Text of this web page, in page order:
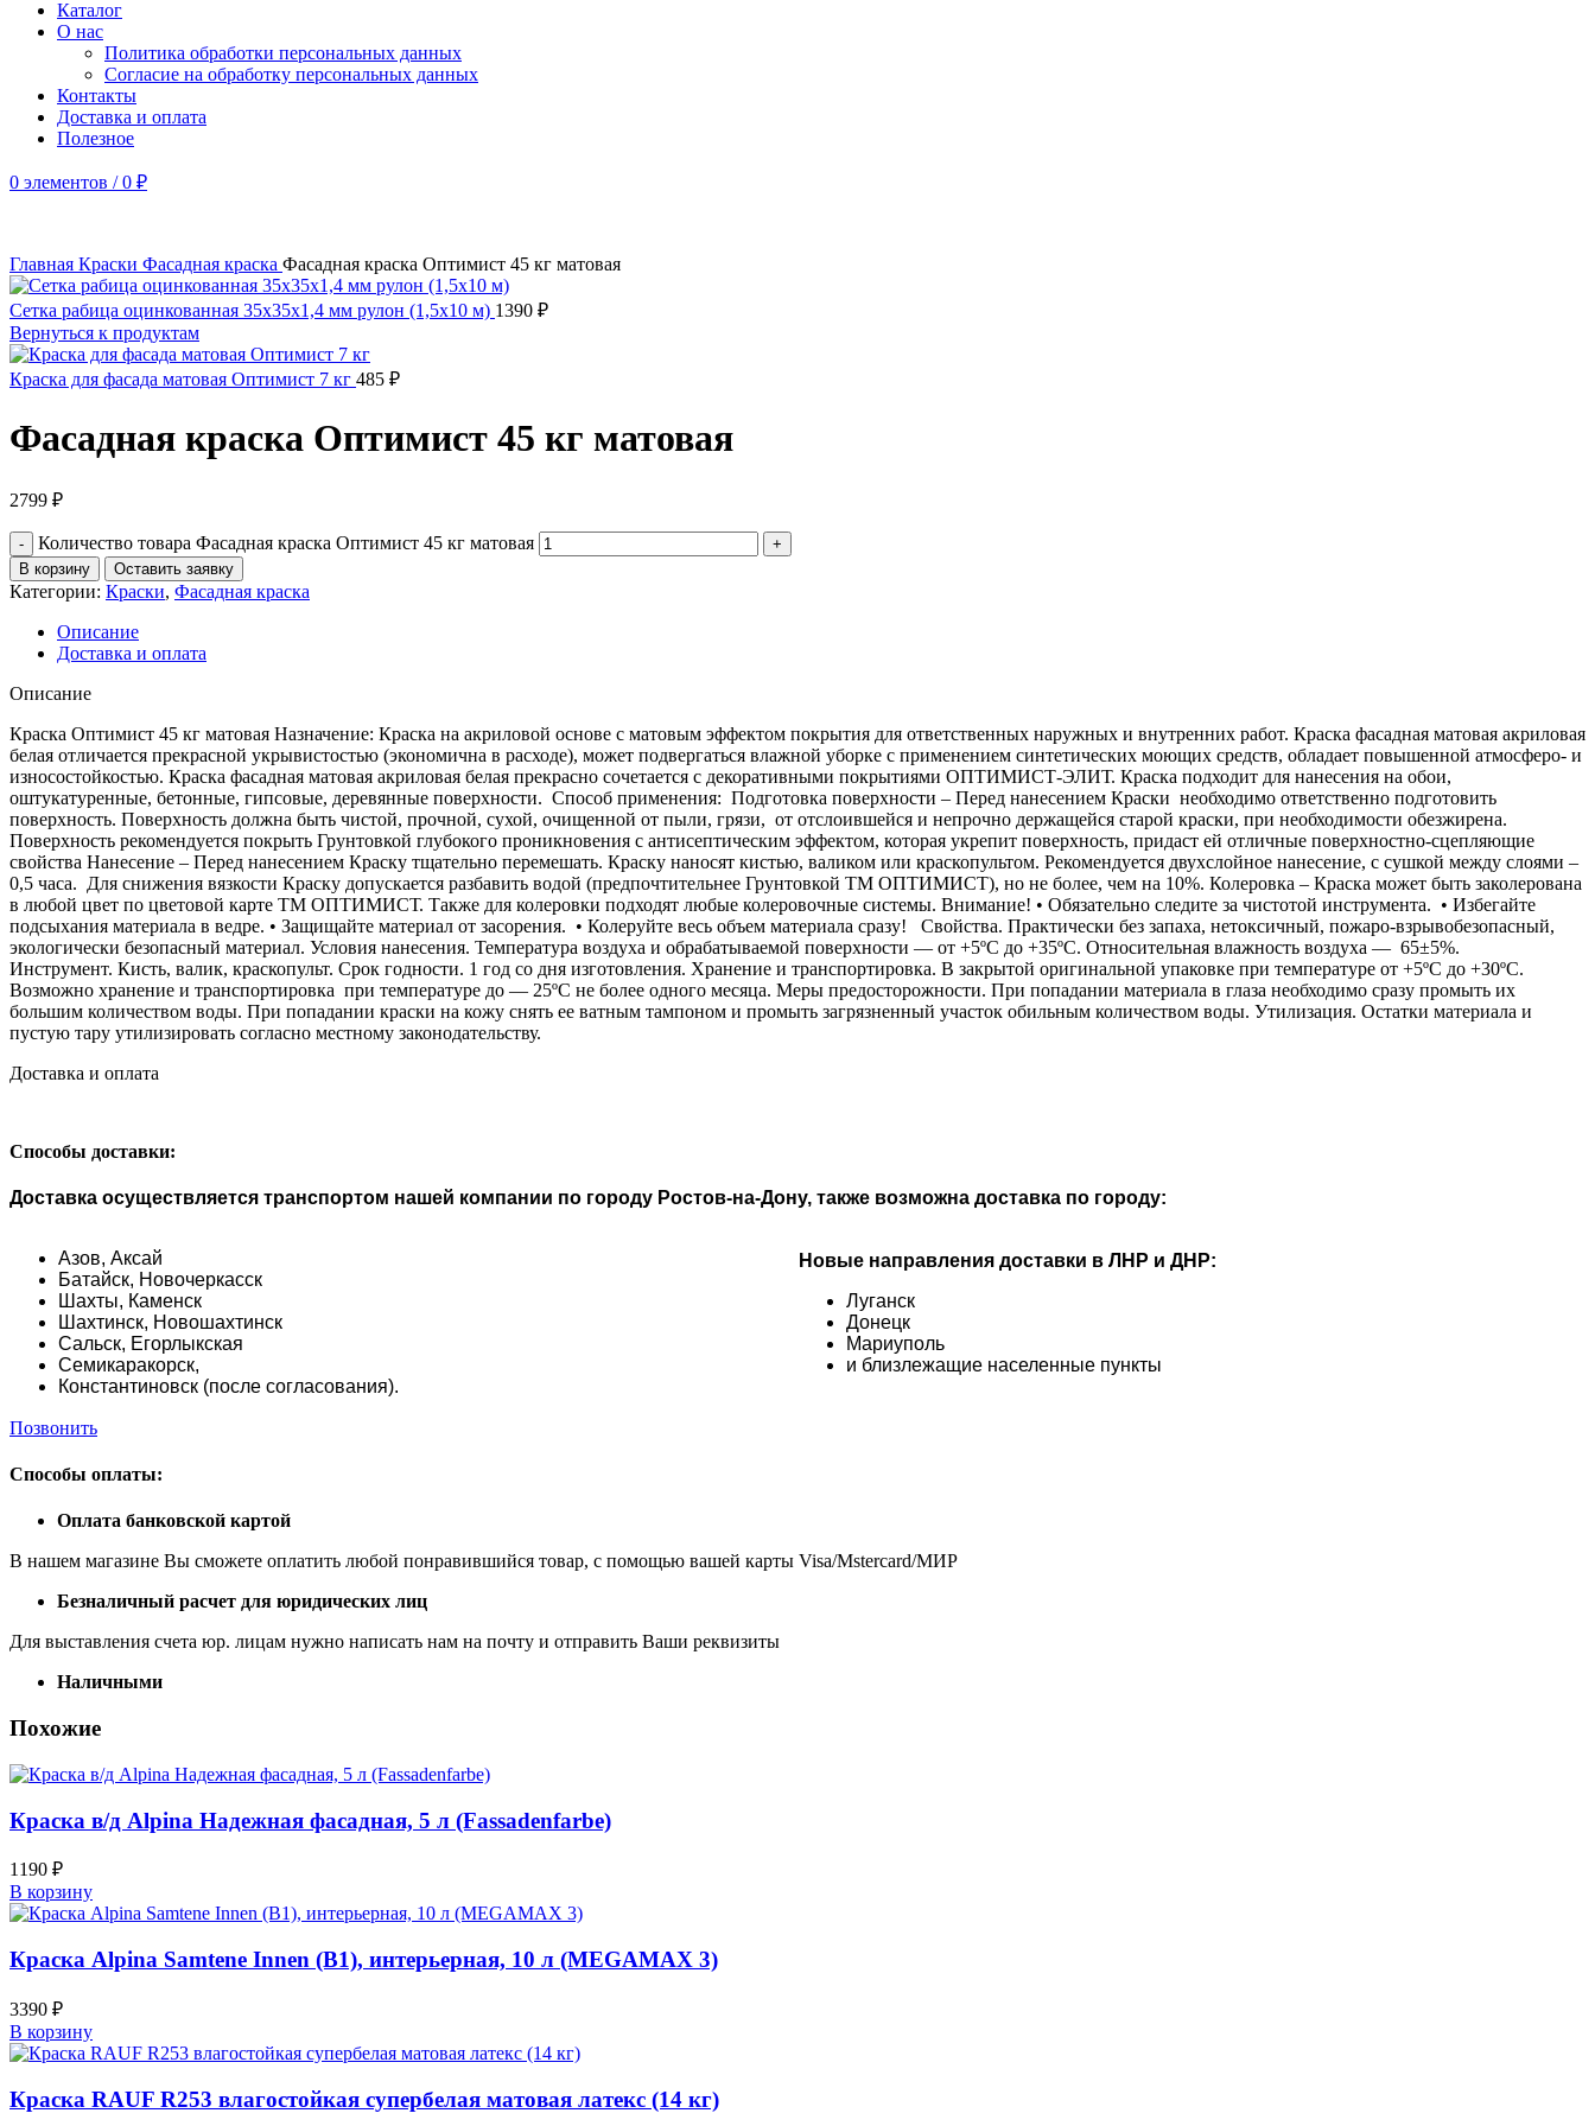
Каталог
О нас
Политика обработки персональных данных
Согласие на обработку персональных данных
Контакты
Доставка и оплата
Полезное
0 элементов / 0 ₽
Главная Краски Фасадная краска Фасадная краска Оптимист 45 кг матовая
Сетка рабица оцинкованная 35х35х1,4 мм рулон (1,5х10 м) 1390 ₽
Вернуться к продуктам
Краска для фасада матовая Оптимист 7 кг 485 ₽
Фасадная краска Оптимист 45 кг матовая
2799 ₽
Количество товара Фасадная краска Оптимист 45 кг матовая
В корзину Оставить заявку
Категории: Краски, Фасадная краска
Описание
Доставка и оплата
Описание
Краска Оптимист 45 кг матовая Назначение: Краска на акриловой основе с матовым эффектом покрытия для ответственных наружных и внутренних работ. Краска фасадная матовая акриловая
белая отличается прекрасной укрывистостью (экономична в расходе), может подвергаться влажной уборке с применением синтетических моющих средств, обладает повышенной атмосферо- и
износостойкостью. Краска фасадная матовая акриловая белая прекрасно сочетается с декоративными покрытиями ОПТИМИСТ-ЭЛИТ. Краска подходит для нанесения на обои,
оштукатуренные, бетонные, гипсовые, деревянные поверхности. Способ применения: Подготовка поверхности – Перед нанесением Краски необходимо ответственно подготовить
поверхность. Поверхность должна быть чистой, прочной, сухой, очищенной от пыли, грязи, от отслоившейся и непрочно держащейся старой краски, при необходимости обезжирена.
Поверхность рекомендуется покрыть Грунтовкой глубокого проникновения с антисептическим эффектом, которая укрепит поверхность, придаст ей отличные поверхностно-сцепляющие
свойства Нанесение – Перед нанесением Краску тщательно перемешать. Краску наносят кистью, валиком или краскопультом. Рекомендуется двухслойное нанесение, с сушкой между слоями –
0,5 часа. Для снижения вязкости Краску допускается разбавить водой (предпочтительнее Грунтовкой ТМ ОПТИМИСТ), но не более, чем на 10%. Колеровка – Краска может быть заколерована
в любой цвет по цветовой карте ТМ ОПТИМИСТ. Также для колеровки подходят любые колеровочные системы. Внимание! • Обязательно следите за чистотой инструмента. • Избегайте
подсыхания материала в ведре. • Защищайте материал от засорения. • Колеруйте весь объем материала сразу! Свойства. Практически без запаха, нетоксичный, пожаро-взрывобезопасный,
экологически безопасный материал. Условия нанесения. Температура воздуха и обрабатываемой поверхности — от +5ºС до +35ºС. Относительная влажность воздуха — 65±5%.
Инструмент. Кисть, валик, краскопульт. Срок годности. 1 год со дня изготовления. Хранение и транспортировка. В закрытой оригинальной упаковке при температуре от +5ºС до +30ºС.
Возможно хранение и транспортировка при температуре до — 25ºС не более одного месяца. Меры предосторожности. При попадании материала в глаза необходимо сразу промыть их
большим количеством воды. При попадании краски на кожу снять ее ватным тампоном и промыть загрязненный участок обильным количеством воды. Утилизация. Остатки материала и
пустую тару утилизировать согласно местному законодательству.
Доставка и оплата
Способы доставки:
Доставка осуществляется транспортом нашей компании по городу Ростов-на-Дону, также возможна доставка по городу:
Азов, Аксай
Батайск, Новочеркасск
Шахты, Каменск
Шахтинск, Новошахтинск
Сальск, Егорлыкская
Семикаракорск,
Константиновск (после согласования).
Новые направления доставки в ЛНР и ДНР:
Луганск
Донецк
Мариуполь
и близлежащие населенные пункты
Позвонить
Способы оплаты:
Оплата банковской картой
В нашем магазине Вы сможете оплатить любой понравившийся товар, с помощью вашей карты Visa/Mstercard/МИР
Безналичный расчет для юридических лиц
Для выставления счета юр. лицам нужно написать нам на почту и отправить Ваши реквизиты
Наличными
Похожие
Краска в/д Alpina Надежная фасадная, 5 л (Fassadenfarbe)
1190 ₽
В корзину
Краска Alpina Samtene Innen (В1), интерьерная, 10 л (MEGAMAX 3)
3390 ₽
В корзину
Краска RAUF R253 влагостойкая супербелая матовая латекс (14 кг)